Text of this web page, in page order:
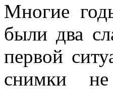
Многие
были два
первой
снимки